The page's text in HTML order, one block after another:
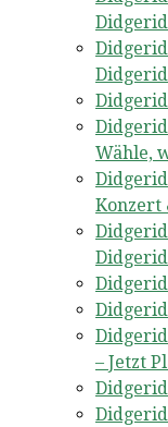
Wähle,
Konzert
– Jetzt